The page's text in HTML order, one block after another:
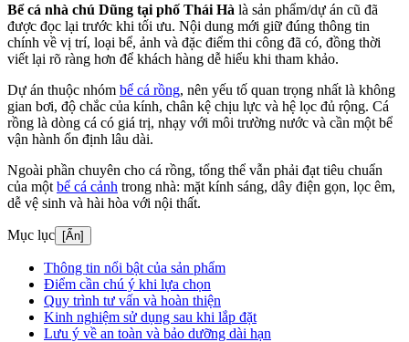
Bể cá nhà chú Dũng tại phố Thái Hà là sản phẩm/dự án cũ đã
được đọc lại trước khi tối ưu. Nội dung mới giữ đúng thông tin
chính về vị trí, loại bể, ảnh và đặc điểm thi công đã có, đồng thời
viết lại rõ ràng hơn để khách hàng dễ hiểu khi tham khảo.
Dự án thuộc nhóm bể cá rồng, nên yếu tố quan trọng nhất là không
gian bơi, độ chắc của kính, chân kệ chịu lực và hệ lọc đủ rộng. Cá
rồng là dòng cá có giá trị, nhạy với môi trường nước và cần một bể
vận hành ổn định lâu dài.
Ngoài phần chuyên cho cá rồng, tổng thể vẫn phải đạt tiêu chuẩn
của một bể cá cảnh trong nhà: mặt kính sáng, dây điện gọn, lọc êm,
dễ vệ sinh và hài hòa với nội thất.
Mục lục [Ẩn]
Thông tin nổi bật của sản phẩm
Điểm cần chú ý khi lựa chọn
Quy trình tư vấn và hoàn thiện
Kinh nghiệm sử dụng sau khi lắp đặt
Lưu ý về an toàn và bảo dưỡng dài hạn